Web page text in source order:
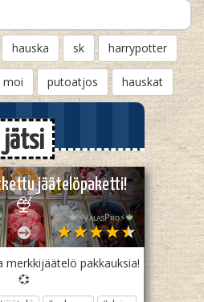
hauska sk harrypotter
moi putoatjos hauskat
jätsi
jäätelöpaketti!
🍨
🍁⚡️VᴀʟᴀsPʀᴏ⚡️🍁
merkkijäätelö pakkauksia!
💞